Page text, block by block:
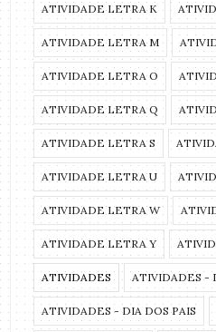
ATIVIDADE LETRA K
ATIVIDADE LETRA M
ATIVIDADE LETRA O
ATIVIDADE LETRA Q
ATIVIDADE LETRA S
ATIVIDADE LETRA U
ATIVIDADE LETRA W
ATIVIDADE LETRA Y
ATIVIDADES ATIVIDADES -
ATIVIDADES - DIA DOS PAIS